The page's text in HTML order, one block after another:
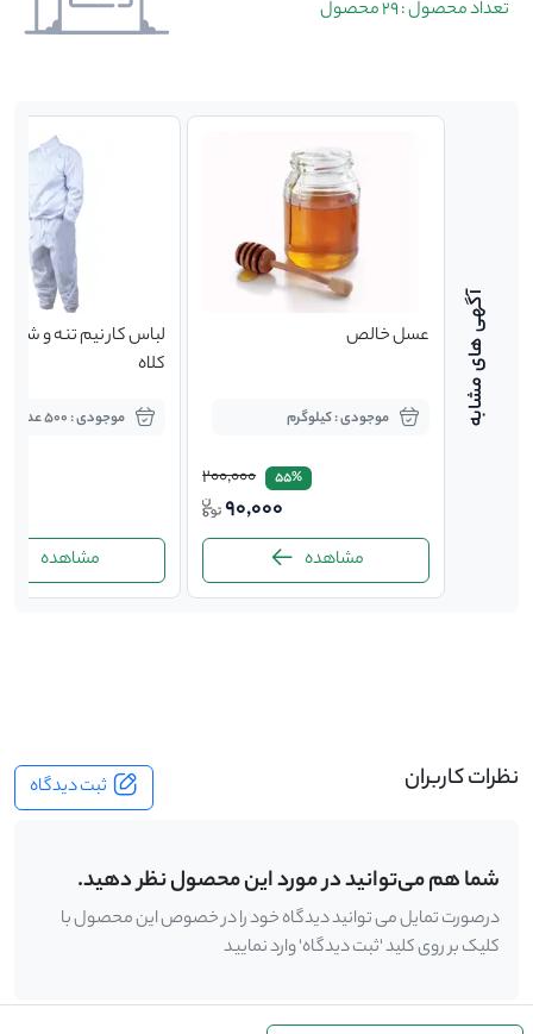
تعداد محصول : 29 محصول
عسل خالص
موجودی : کیلوگرم
55%
200,000
90,000
مشاهده
لباس کار نیم تنه و
کلاه
موجودی : 500 عدد
مشاهده
نظرات کاربران ثبت دیدگاه
شما هم می‌توانید در مورد این محصول نظر دهید.
درصورت تمایل می توانید دیدگاه خود را در خصوص این محصول با
کلیک بر روی کلید 'ثبت دیدگاه' وارد نمایید